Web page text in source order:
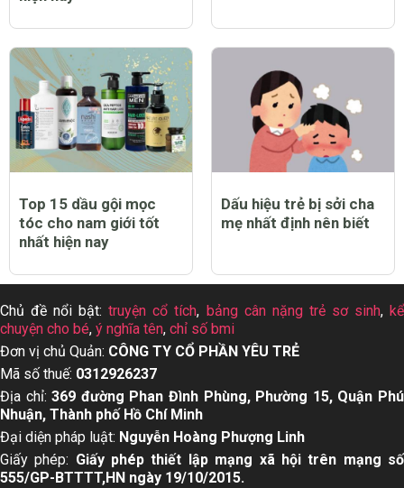
Top 15 dầu gội mọc
tóc cho nam giới tốt
nhất hiện nay
Dấu hiệu trẻ bị sởi cha
mẹ nhất định nên biết
Chủ đề nổi bật:truyện cổ tích, bảng cân nặng trẻ sơ sinh,kể
chuyện cho bé, ý nghĩa tên, chỉ số bmi
Đơn vị chủ Quản: CÔNG TY CỔ PHẦN YÊU TRẺ
Mã số thuế: 0312926237
Địa chỉ:369 đường Phan Đình Phùng, Phường 15, Quận Phú
Nhuận, Thành phố Hồ Chí Minh
Đại diện pháp luật: Nguyễn Hoàng Phượng Linh
Giấy phép: Giấy phép thiết lập mạng xã hội trên mạng số
555/GP-BTTTT,HN ngày 19/10/2015.